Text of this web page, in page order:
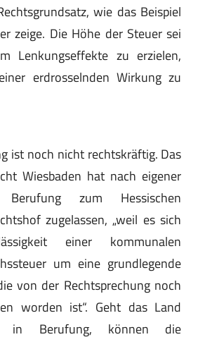
wie das Beispiel
zeige. Die Höhe der Steuer sei
Lenkungseffekte zu erzielen,
erdrosselnden Wirkung zu
ist noch nicht rechtskräftig. Das
Wiesbaden hat nach eigener
zum Hessischen
zugelassen, „weil es sich
einer kommunalen
um eine grundlegende
von der Rechtsprechung noch
worden ist“. Geht das Land
in Berufung, können die